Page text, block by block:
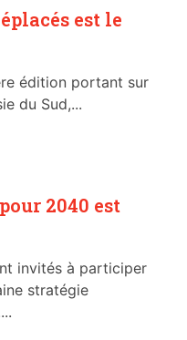
est le
édition portant sur
du Sud,...
2040 est
invités à participer
stratégie